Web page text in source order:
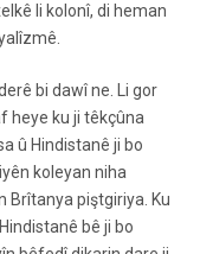
li kolonî, di heman
bi dawî ne. Li gor
heye ku ji têkçûna
û Hindistanê ji bo
koleyan niha
Brîtanya piştgiriya. Ku
bê ji bo